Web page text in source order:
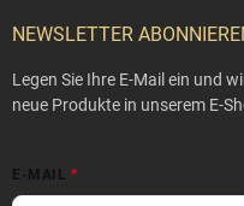
NEWSLETTER
Legen Sie Ihre E-Mail ein und
neue Produkte in unserem E-
E-MAIL